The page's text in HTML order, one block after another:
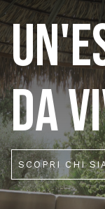
DA
SCOPRI CHI